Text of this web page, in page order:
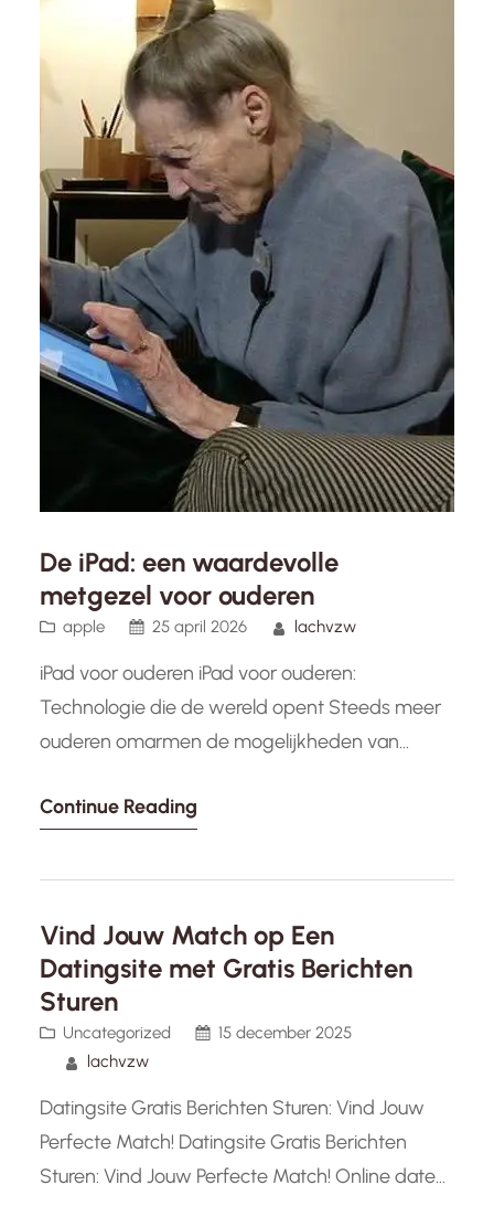
mensen van…
De iPad: een waardevolle
metgezel voor ouderen
apple 25 april 2026 lachvzw
iPad voor ouderen iPad voor ouderen:
Technologie die de wereld opent Steeds meer
ouderen omarmen de mogelijkheden van
populaire keuzes onder senioren is de iPad, een
informatie en entertainment binnen handbereik
ouderen. Met zijn…
Continue Reading
Vind Jouw Match op Een
Datingsite met Gratis Berichten
Sturen
Uncategorized
15 december 2025
lachvzw
Datingsite Gratis Berichten Sturen: Vind Jouw
Perfecte Match! Datingsite Gratis Berichten
Sturen: Vind Jouw Perfecte Match! Online daten